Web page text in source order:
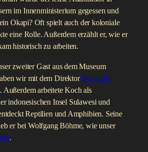
im Innenministerium gegessen und
Okapi? Oft spielt auch der koloniale
eine Rolle. Außerdem erzählt er, wie er
historisch zu arbeiten.
zweiter Gast aus dem Museum
wir mit dem DirektorBernhard
Außerdem arbeitete Koch als
indonesischen Insel Sulawesi und
Reptilien und Amphibien. Seine
er bei Wolfgang Böhme, wie unser
.